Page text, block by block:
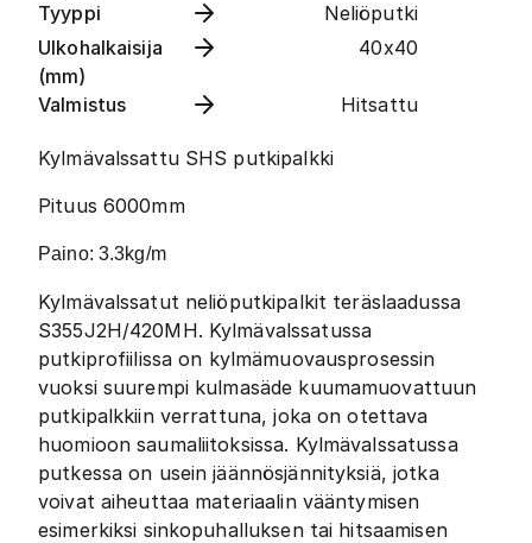
Tyyppi
Neliöputki
Ulkohalkaisija
(mm)
40x40
Valmistus Hitsattu
Kylmävalssattu SHS putkipalkki
Pituus 6000mm
Paino: 3.3kg/m
Kylmävalssatut neliöputkipalkit teräslaadussa
S355J2H/420MH. Kylmävalssatussa
putkiprofiilissa on kylmämuovausprosessin
vuoksi suurempi kulmasäde kuumamuovattuun
putkipalkkiin verrattuna, joka on otettava
huomioon saumaliitoksissa. Kylmävalssatussa
putkessa on usein jäännösjännityksiä, jotka
voivat aiheuttaa materiaalin vääntymisen
esimerkiksi sinkopuhalluksen tai hitsaamisen